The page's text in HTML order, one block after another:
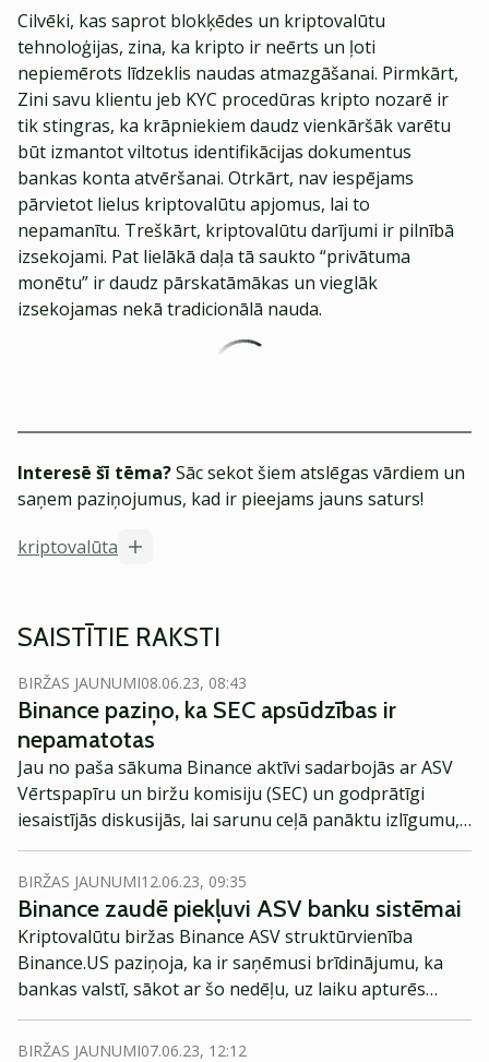
Cilvēki, kas saprot blokķēdes un kriptovalūtu
tehnoloģijas, zina, ka kripto ir neērts un ļoti
nepiemērots līdzeklis naudas atmazgāšanai. Pirmkārt,
Zini savu klientu jeb KYC procedūras kripto nozarē ir
tik stingras, ka krāpniekiem daudz vienkāršāk varētu
būt izmantot viltotus identifikācijas dokumentus
bankas konta atvēršanai. Otrkārt, nav iespējams
pārvietot lielus kriptovalūtu apjomus, lai to
nepamanītu. Treškārt, kriptovalūtu darījumi ir pilnībā
izsekojami. Pat lielākā daļa tā saukto “privātuma
monētu” ir daudz pārskatāmākas un vieglāk
izsekojamas nekā tradicionālā nauda.
Interesē šī tēma?Sāc sekot šiem atslēgas vārdiem un
saņem paziņojumus, kad ir pieejams jauns saturs!
kriptovalūta
SAISTĪTIE RAKSTI
BIRŽAS JAUNUMI08.06.23, 08:43
Binance paziņo, ka SEC apsūdzības ir
nepamatotas
Jau no paša sākuma Binance aktīvi sadarbojās ar ASV
Vērtspapīru un biržu komisiju (SEC) un godprātīgi
iesaistījās diskusijās, lai sarunu ceļā panāktu izlīgumu,
kas noslēgtu izmeklēšanas. Jaunās SEC apsūdzības
parāda viņu nevēlēšanos sadarboties ar mums pēc
būtības, lai atrisinātu radušās problēmas. Neskatoties
uz mūsu centieniem panākt produktīvu iesaistīšanos,
SEC liedza mums iespēju sadarboties, tā vietā
vienpusēji izvēloties tiesvedības procesu, situāciju
raksturo Binance.
BIRŽAS JAUNUMI12.06.23, 09:35
Binance zaudē piekļuvi ASV banku sistēmai
Kriptovalūtu biržas Binance ASV struktūrvienība
Binance.US paziņoja, ka ir saņēmusi brīdinājumu, ka
bankas valstī, sākot ar šo nedēļu, uz laiku apturēs
sadarbību ar kripovalūtu biržu.
BIRŽAS JAUNUMI07.06.23, 12:12